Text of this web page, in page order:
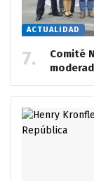
ACTUALIDAD
Comité